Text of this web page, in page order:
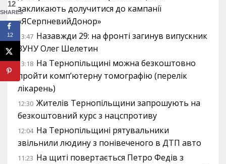
закликають долучитися до кампанії
«ЯСерпневийДонор»
13:47 Назавжди 29: на фронті загинув випускник
ЗУНУ Олег Шелетин
13:18 На Тернопільщині можна безкоштовно
пройти комп’ютерну томографію (перелік
лікарень)
12:30 Жителів Тернопільщини запрошують на
безкоштовний курс з нацспротиву
12:04 На Тернопільщині рятувальники
звільнили людину з понівеченого в ДТП авто
11:23 На щиті повертається Петро Федів з
12
SHARES
12